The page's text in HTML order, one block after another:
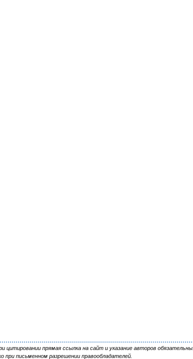
прямая ссылка на сайт и указание авторов обязательны.
при письменном разрешении правообладателей.